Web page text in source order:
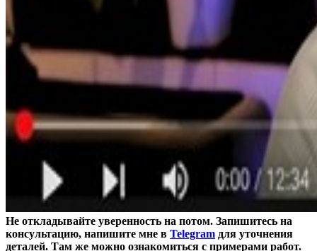
Не откладывайте уверенность на потом. Запишитесь на
консультацию, напишите мне в Telegram для уточнения
деталей. Там же можно ознакомиться с примерами работ.